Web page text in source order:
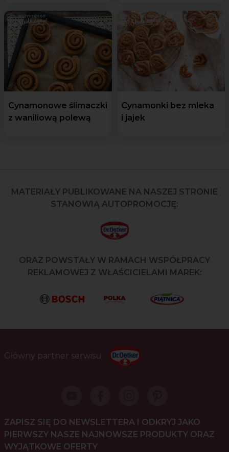
Cynamonowe ślimaczki
z waniliową polewą
Cynamonki bez mleka
i jajek
MATERIAŁY PUBLIKOWANE NA NASZEJ STRONIE
STANOWIĄ AUTOPROMOCJĘ:
ORAZ POWSTAŁY W RAMACH WSPÓŁPRACY
REKLAMOWEJ Z WŁAŚCICIELAMI MAREK:
Główny partner serwisu
ZAPISZ SIĘ DO NEWSLETTERA I ODKRYJ JAKO
PIERWSZY NASZE NAJNOWSZE PRODUKTY ORAZ
WYJĄTKOWE OFERTY